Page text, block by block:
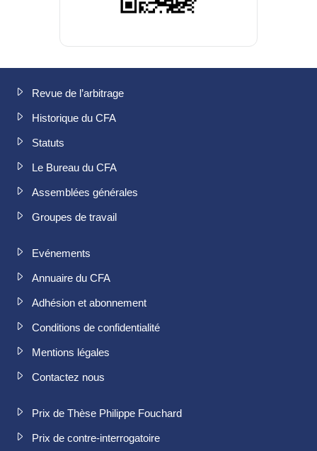
Revue de l’arbitrage
Historique du CFA
Statuts
Le Bureau du CFA
Assemblées générales
Groupes de travail
Evénements
Annuaire du CFA
Adhésion et abonnement
Conditions de confidentialité
Mentions légales
Contactez nous
Prix de Thèse Philippe Fouchard
Prix de contre-interrogatoire